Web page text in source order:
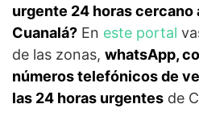
urgente 24 horas cercano
Cuanalá? En este portal
de las zonas, whatsApp,
números telefónicos de
las 24 horas urgentes de